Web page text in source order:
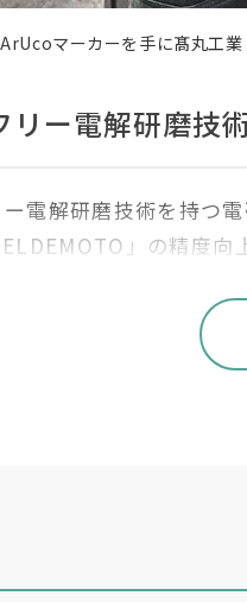
マーカーを手に髙丸工
リー電解研磨技
ー電解研磨技術を持つ
」の精度
スのあり方を提示する
過程では課題もあっ